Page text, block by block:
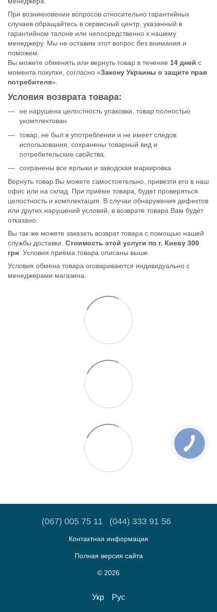
При возникновении вопросов относительно гарантийных
случаев обращайтесь в сервисный центр, указанный в
гарантийном талоне или непосредственно к нашему
менеджеру. Мы не оставим этот вопрос без внимания и
поможем.
Вы можете обменять или вернуть товар в течение 14 дней с
момента покупки, согласно «Закону Украины о защите прав
потребителя».
Условия возврата товара:
не нарушена целостность упаковки, товар полностью
укомплектован
товар, не был в употреблении и не имеет следов
использования, сохранены товарный вид и
потребительские свойства.
сохранены все ярлыки и заводская маркировка
Вернуть товар Вы можете самостоятельно, привезти его в наш
офис или на склад. При приёме товара, будет проверяться
целостность и комплектация. В случаи обнаружения дефектов
или других нарушений условий, в возврате товара Вам будет
отказано.
Вы так же можете заказать возврат товара с помощью нашей
службы доставки. Стоимость этой услуги по г. Киеву 300
грн. Условия приёма товара описаны выше.
Условия обмена товара оговариваются индивидуально с
менеджерами магазина.
(067) 005 75 11 (044) 333 91 56
Контактная информация
Полная версия сайта
© 2026
Укр Рус